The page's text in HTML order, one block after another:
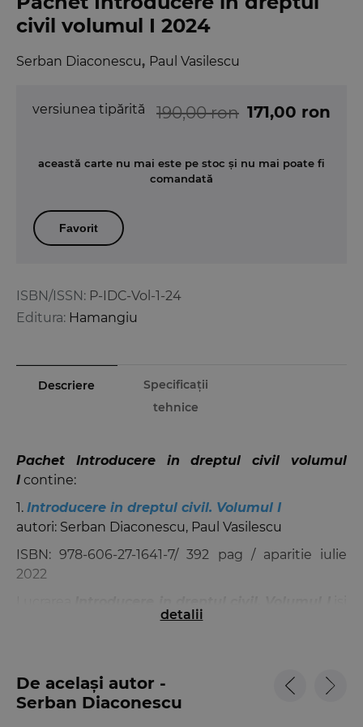
civil volumul I 2024
Serban Diaconescu, Paul Vasilescu
ISBN/ISSN: P-IDC-Vol-1-24
Editura: Hamangiu
versiunea tipărită 190,00 ron 171,00 ron
această carte nu mai este pe stoc și nu mai poate fi
comandată
Favorit
Descriere
Specificații
tehnice
Pachet Introducere in dreptul civil volumul
Icontine:
1. Introducere in dreptul civil. Volumul I
autori: Serban Diaconescu, Paul Vasilescu
ISBN: 978-606-27-1641-7/ 392 pag / aparitie iulie
2022
propune sa creioneze reperele esentiale ale
problematica a disciplinei universitare
numitaCivilul I.Prin urmare, se gasesc in aceasta
detalii
De același autor -
Serban Diaconescu